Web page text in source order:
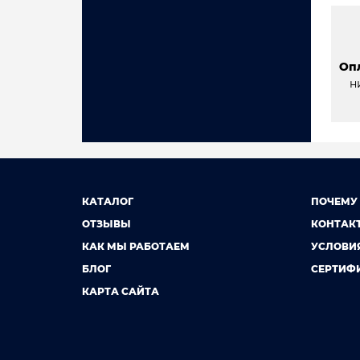
КАТАЛОГ
ОТЗЫВЫ
КАК МЫ РАБОТАЕМ
БЛОГ
КАРТА САЙТА